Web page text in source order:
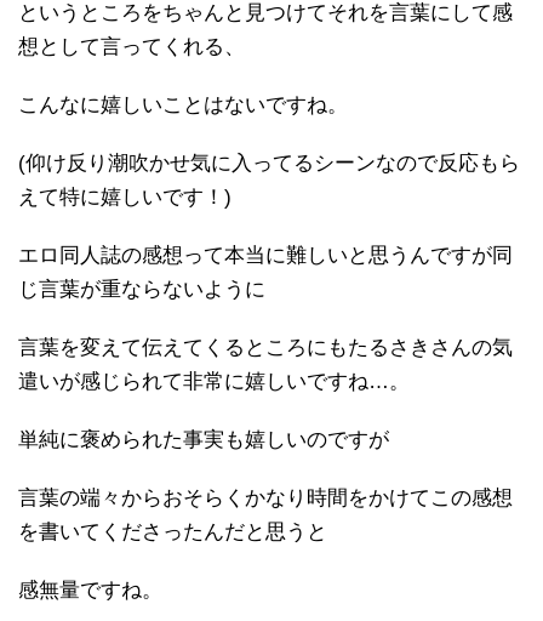
というところをちゃんと見つけてそれを言葉にして感
想として言ってくれる、
こんなに嬉しいことはないですね。
(仰け反り潮吹かせ気に入ってるシーンなので反応もら
えて特に嬉しいです！)
エロ同人誌の感想って本当に難しいと思うんですが同
じ言葉が重ならないように
言葉を変えて伝えてくるところにもたるさきさんの気
遣いが感じられて非常に嬉しいですね…。
単純に褒められた事実も嬉しいのですが
言葉の端々からおそらくかなり時間をかけてこの感想
を書いてくださったんだと思うと
感無量ですね。